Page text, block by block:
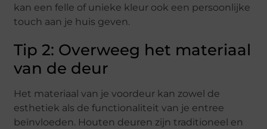
kan een felle of unieke kleur ook een persoonlijke
touch aan je huis geven.
Tip 2: Overweeg het materiaal
van de deur
Het materiaal van je voordeur kan zowel de
esthetiek als de functionaliteit van je entree
beïnvloeden. Houten deuren zijn traditioneel en